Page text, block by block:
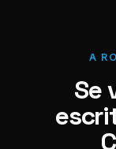
A
Se